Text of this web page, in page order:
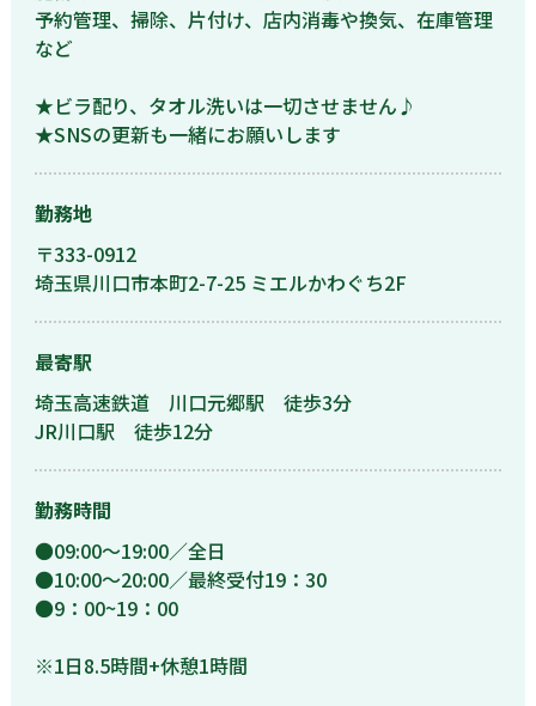
予約管理、掃除、片付け、店内消毒や換気、在庫管理
など
★ビラ配り、タオル洗いは一切させません♪
★SNSの更新も一緒にお願いします
勤務地
〒333-0912
埼玉県川口市本町2-7-25 ミエルかわぐち2F
最寄駅
埼玉高速鉄道 川口元郷駅 徒歩3分
JR川口駅 徒歩12分
勤務時間
●09:00〜19:00／全日
●10:00〜20:00／最終受付19：30
●9：00~19：00
※1日8.5時間+休憩1時間